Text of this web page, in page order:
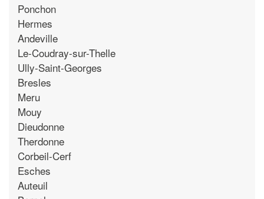
Ponchon
Hermes
Andeville
Le-Coudray-sur-Thelle
Ully-Saint-Georges
Bresles
Meru
Mouy
Dieudonne
Therdonne
Corbeil-Cerf
Esches
Auteuil